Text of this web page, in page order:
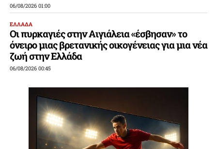
06/08/2026 01:00
ΕΛΛΑΔΑ
Οι πυρκαγιές στην Αιγιάλεια «έσβησαν» το
όνειρο μιας βρετανικής οικογένειας για μια νέα
ζωή στην Ελλάδα
06/08/2026 00:45